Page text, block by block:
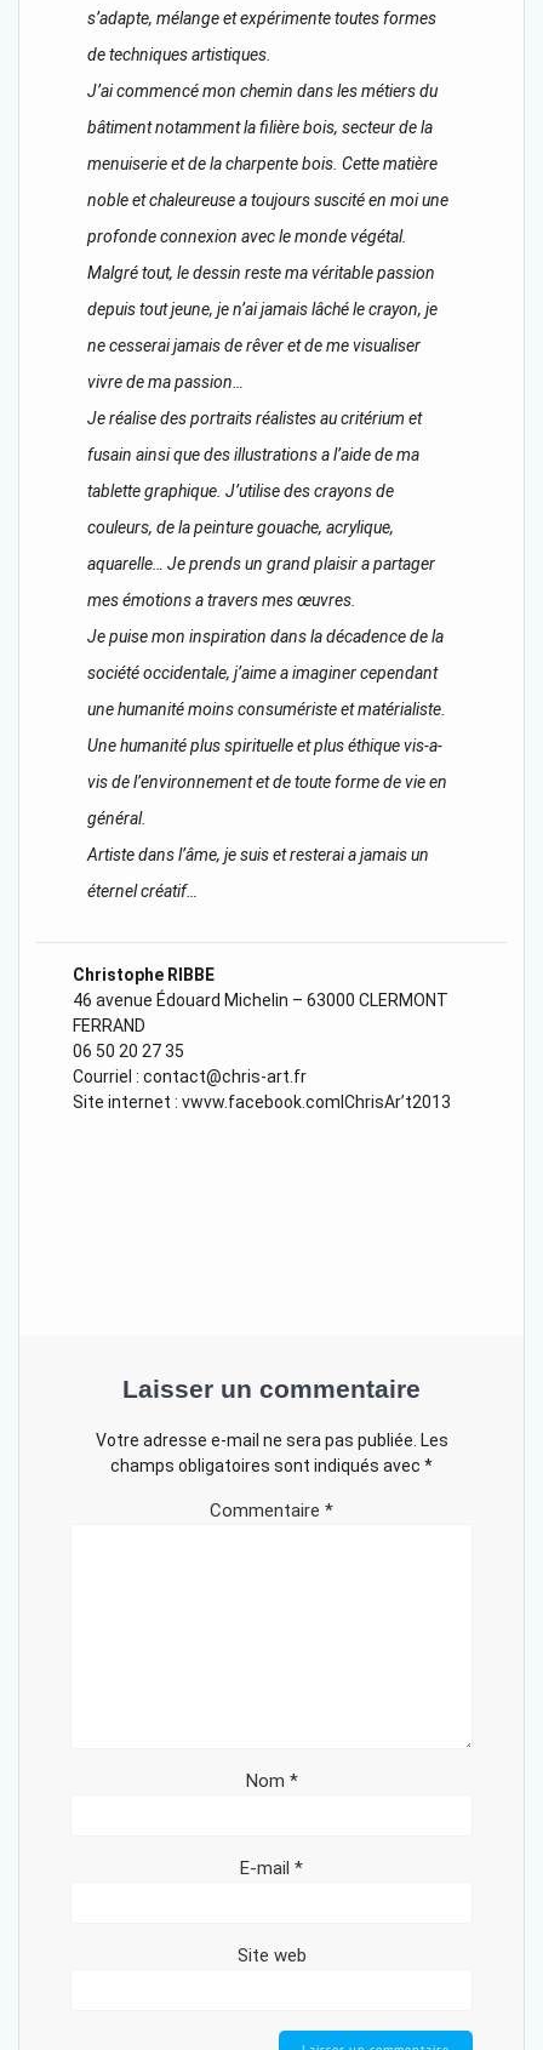
s’adapte, mélange et expérimente toutes formes
de techniques artistiques.
J’ai commencé mon chemin dans les métiers du
bâtiment notamment la filière bois, secteur de la
menuiserie et de la charpente bois. Cette matière
noble et chaleureuse a toujours suscité en moi une
profonde connexion avec le monde végétal.
Malgré tout, le dessin reste ma véritable passion
depuis tout jeune, je n’ai jamais lâché le crayon, je
ne cesserai jamais de rêver et de me visualiser
vivre de ma passion…
Je réalise des portraits réalistes au critérium et
fusain ainsi que des illustrations a l’aide de ma
tablette graphique. J’utilise des crayons de
couleurs, de la peinture gouache, acrylique,
aquarelle… Je prends un grand plaisir a partager
mes émotions a travers mes œuvres.
Je puise mon inspiration dans la décadence de la
société occidentale, j’aime a imaginer cependant
une humanité moins consumériste et matérialiste.
Une humanité plus spirituelle et plus éthique vis-a-
vis de l’environnement et de toute forme de vie en
général.
Artiste dans l’âme, je suis et resterai a jamais un
éternel créatif…
Christophe RIBBE
46 avenue Édouard Michelin – 63000 CLERMONT
FERRAND
06 50 20 27 35
Courriel : contact@chris-art.fr
Site internet : vwvw.facebook.comlChrisAr’t2013
Laisser un commentaire
Votre adresse e-mail ne sera pas publiée. Les
champs obligatoires sont indiqués avec *
Commentaire *
Nom *
E-mail *
Site web